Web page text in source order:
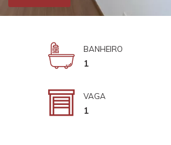
BANHEIRO
1
VAGA
1